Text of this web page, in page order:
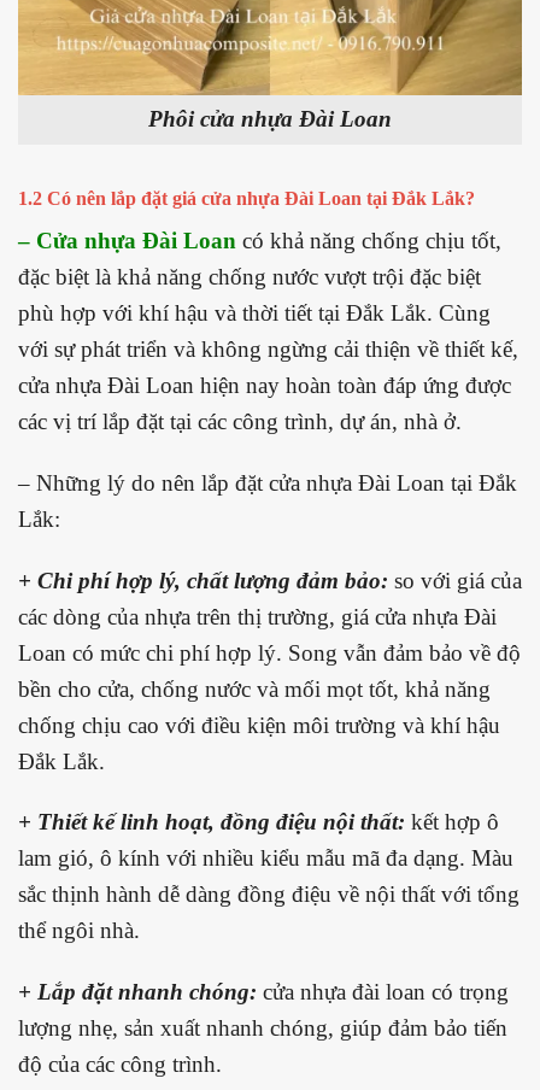
Phôi cửa nhựa Đài Loan
1.2 Có nên lắp đặt giá cửa nhựa Đài Loan tại Đắk Lắk?
– Cửa nhựa Đài Loan có khả năng chống chịu tốt,
đặc biệt là khả năng chống nước vượt trội đặc biệt
phù hợp với khí hậu và thời tiết tại Đắk Lắk. Cùng
với sự phát triển và không ngừng cải thiện về thiết kế,
cửa nhựa Đài Loan hiện nay hoàn toàn đáp ứng được
các vị trí lắp đặt tại các công trình, dự án, nhà ở.
– Những lý do nên lắp đặt cửa nhựa Đài Loan tại Đắk
Lắk:
+ Chi phí hợp lý, chất lượng đảm bảo: so với giá của
các dòng của nhựa trên thị trường, giá cửa nhựa Đài
Loan có mức chi phí hợp lý. Song vẫn đảm bảo về độ
bền cho cửa, chống nước và mối mọt tốt, khả năng
chống chịu cao với điều kiện môi trường và khí hậu
Đắk Lắk.
+ Thiết kế linh hoạt, đồng điệu nội thất: kết hợp ô
lam gió, ô kính với nhiều kiểu mẫu mã đa dạng. Màu
sắc thịnh hành dễ dàng đồng điệu về nội thất với tổng
thể ngôi nhà.
+ Lắp đặt nhanh chóng: cửa nhựa đài loan có trọng
lượng nhẹ, sản xuất nhanh chóng, giúp đảm bảo tiến
độ của các công trình.